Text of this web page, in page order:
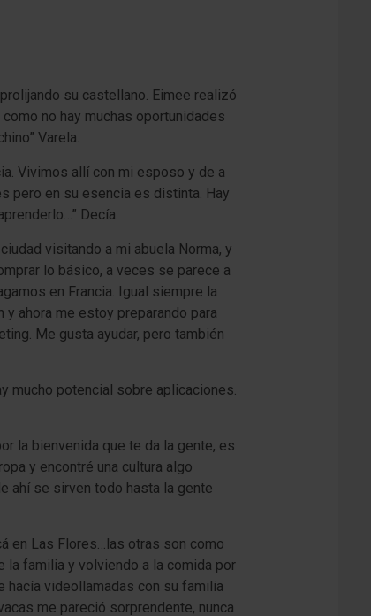
su castellano. Eimee realizó
no hay muchas oportunidades
Varela.
Vivimos allí con mi esposo y de a
pero en su esencia es distinta. Hay
Decía.
visitando a mi abuela Norma, y
lo básico, a veces se parece a
en Francia. Igual siempre la
ahora me estoy preparando para
Me gusta ayudar, pero también
mucho potencial sobre aplicaciones.
la bienvenida que te da la gente, es
y encontré una cultura algo
ahí se sirven todo hasta la gente
en Las Flores…las otras son como
la familia y volviendo a la comida por
hacía videollamadas con su familia
me pareció sorprendente, nunca